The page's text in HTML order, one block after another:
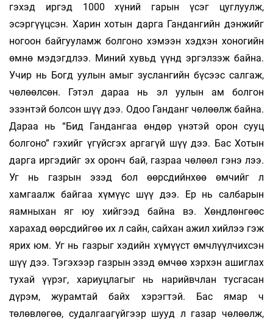
гэхэд иргэд 1000 хүний гарын үсэг цуглуулж,
эсэргүүцсэн. Харин хотын дарга Гандангийн дэнжийг
ногоон байгууламж болгоно хэмээн хэдхэн хоногийн
өмнө мэдэгдлээ. Миний хувьд үүнд эргэлзэж байна.
Учир нь Богд уулын амыг зуслангийн бүсээс салгаж,
чөлөөлсөн. Гэтэл дараа нь эл уулын ам болгон
эзэнтэй болсон шүү дээ. Одоо Ганданг чөлөөлж байна.
Дараа нь “Бид Гандангаа өндөр үнэтэй орон сууц
болгоно” гэхийг үгүйсгэх аргагүй шүү дээ. Бас Хотын
дарга иргэдийг эх оронч бай, газраа чөлөөл гэнэ лээ.
Уг нь газрын эзэд бол өөрсдийнхөө өмчийг л
хамгаалж байгаа хүмүүс шүү дээ. Ер нь салбарын
яамныхан яг юу хийгээд байна вэ. Хөндлөнгөөс
харахад өөрсдийгөө их л сайн, сайхан ажил хийлээ гэж
ярих юм. Уг нь газрыг хэдийн хүмүүст өмчлүүлчихсэн
шүү дээ. Тэгэхээр газрын эзэд өмчөө хэрхэн ашиглах
тухай үүрэг, хариуцлагыг нь нарийвчлан тусгасан
дүрэм, журамтай байх хэрэгтэй. Бас ямар ч
төлөвлөгөө, судалгаагүйгээр шууд л газар чөлөөлж,